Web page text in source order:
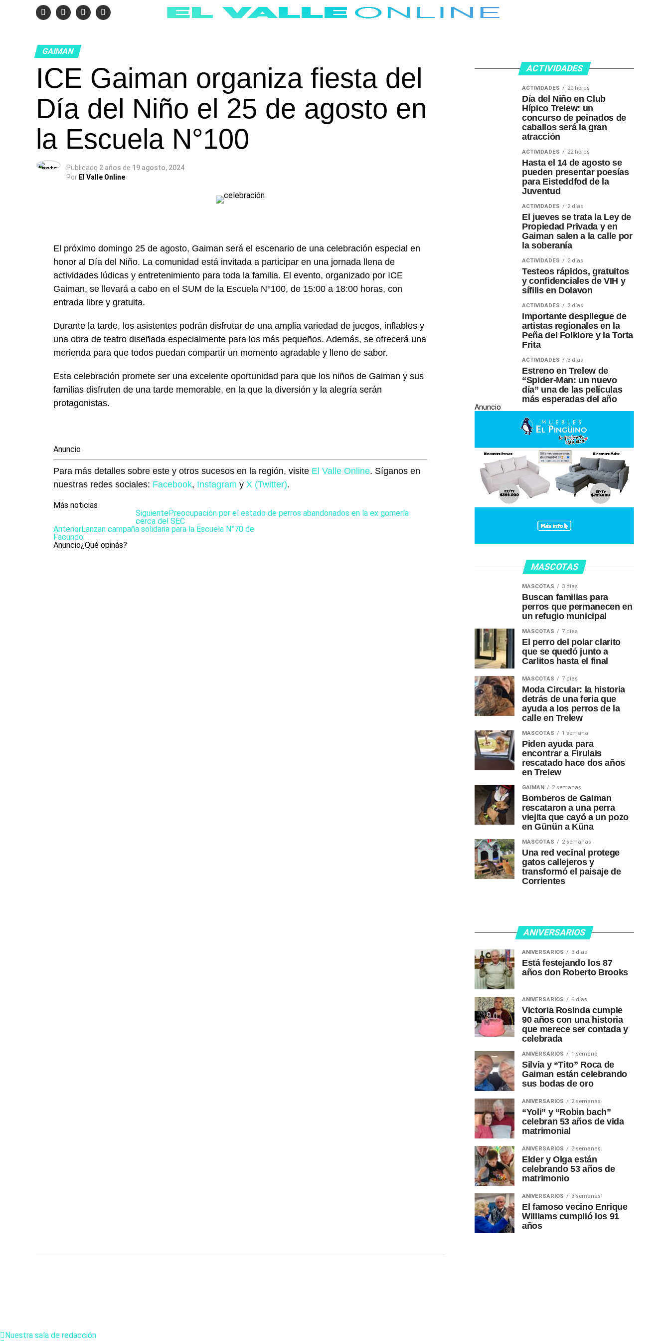
GAIMAN
ICE Gaiman organiza fiesta del
Día del Niño el 25 de agosto en
la Escuela N°100
Publicado 2 años de 19 agosto, 2024
Por El Valle Online
El próximo domingo 25 de agosto, Gaiman será el escenario de una celebración especial en
honor al Día del Niño. La comunidad está invitada a participar en una jornada llena de
actividades lúdicas y entretenimiento para toda la familia. El evento, organizado por ICE
Gaiman, se llevará a cabo en el SUM de la Escuela N°100, de 15:00 a 18:00 horas, con
entrada libre y gratuita.
Durante la tarde, los asistentes podrán disfrutar de una amplia variedad de juegos, inflables y
una obra de teatro diseñada especialmente para los más pequeños. Además, se ofrecerá una
merienda para que todos puedan compartir un momento agradable y lleno de sabor.
Esta celebración promete ser una excelente oportunidad para que los niños de Gaiman y sus
familias disfruten de una tarde memorable, en la que la diversión y la alegría serán
protagonistas.
Anuncio
Para más detalles sobre este y otros sucesos en la región, visite El Valle Online. Síganos en
nuestras redes sociales: Facebook, Instagram y X (Twitter).
Más noticias
SiguientePreocupación por el estado de perros abandonados en la ex gomería
cerca del SEC
AnteriorLanzan campaña solidaria para la Escuela N°70 de
Facundo
Anuncio¿Qué opinás?
ACTIVIDADES
ACTIVIDADES 20 horas
Día del Niño en Club
Hípico Trelew: un
concurso de peinados de
caballos será la gran
atracción
ACTIVIDADES 22 horas
Hasta el 14 de agosto se
pueden presentar poesías
para Eisteddfod de la
Juventud
ACTIVIDADES 2 días
El jueves se trata la Ley de
Propiedad Privada y en
Gaiman salen a la calle por
la soberanía
ACTIVIDADES 2 días
Testeos rápidos, gratuitos
y confidenciales de VIH y
sífilis en Dolavon
ACTIVIDADES 2 días
Importante despliegue de
artistas regionales en la
Peña del Folklore y la Torta
Frita
ACTIVIDADES 3 días
Estreno en Trelew de
“Spider-Man: un nuevo
día” una de las películas
más esperadas del año
Anuncio
MASCOTAS
MASCOTAS 3 días
Buscan familias para
perros que permanecen en
un refugio municipal
MASCOTAS 7 días
El perro del polar clarito
que se quedó junto a
Carlitos hasta el final
MASCOTAS 7 días
Moda Circular: la historia
detrás de una feria que
ayuda a los perros de la
calle en Trelew
MASCOTAS 1 semana
Piden ayuda para
encontrar a Firulais
rescatado hace dos años
en Trelew
GAIMAN 2 semanas
Bomberos de Gaiman
rescataron a una perra
viejita que cayó a un pozo
en Günün a Küna
MASCOTAS 2 semanas
Una red vecinal protege
gatos callejeros y
transformó el paisaje de
Corrientes
ANIVERSARIOS
ANIVERSARIOS 3 días
Está festejando los 87
años don Roberto Brooks
ANIVERSARIOS 6 días
Victoria Rosinda cumple
90 años con una historia
que merece ser contada y
celebrada
ANIVERSARIOS 1 semana
Silvia y “Tito” Roca de
Gaiman están celebrando
sus bodas de oro
ANIVERSARIOS 2 semanas
“Yoli” y “Robin bach”
celebran 53 años de vida
matrimonial
ANIVERSARIOS 2 semanas
Elder y Olga están
celebrando 53 años de
matrimonio
ANIVERSARIOS 3 semanas
El famoso vecino Enrique
Williams cumplió los 91
años
Nuestra sala de redacción